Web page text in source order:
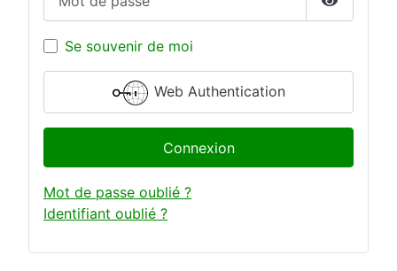
Show
Se souvenir de moi
Web Authentication
Connexion
Mot de passe oublié ?
Identifiant oublié ?